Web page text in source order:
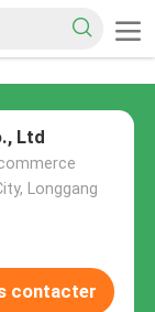
Ltd
Longgang
contacter